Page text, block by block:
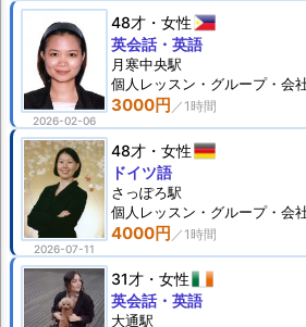
2026-02-06
48才 女性
3000円
英会話・英語
月寒中央駅
個人 レッスン ・グループ・会
2026-07-11
48才 女性
4000円
ドイツ語
さっぽろ駅
個人 レッスン ・グループ・会
31才 女性
英会話・英語
大通駅